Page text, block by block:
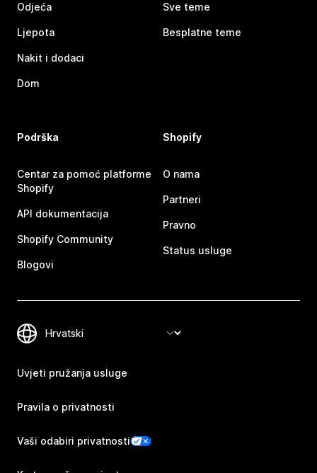
Odjeća
Ljepota
Nakit i dodaci
Dom
Sve teme
Besplatne teme
Podrška
Centar za pomoć platforme
Shopify
API dokumentacija
Shopify Community
Blogovi
Shopify
O nama
Partneri
Pravno
Status usluge
Uvjeti pružanja usluge
Pravila o privatnosti
Vaši odabiri privatnosti